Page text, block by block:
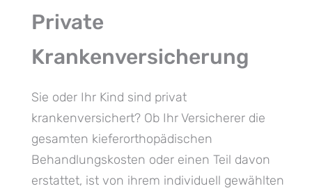
Private
Krankenversicherung
Sie oder Ihr Kind sind privat
krankenversichert? Ob Ihr Versicherer die
gesamten kieferorthopädischen
Behandlungskosten oder einen Teil davon
erstattet, ist von ihrem individuell gewählten